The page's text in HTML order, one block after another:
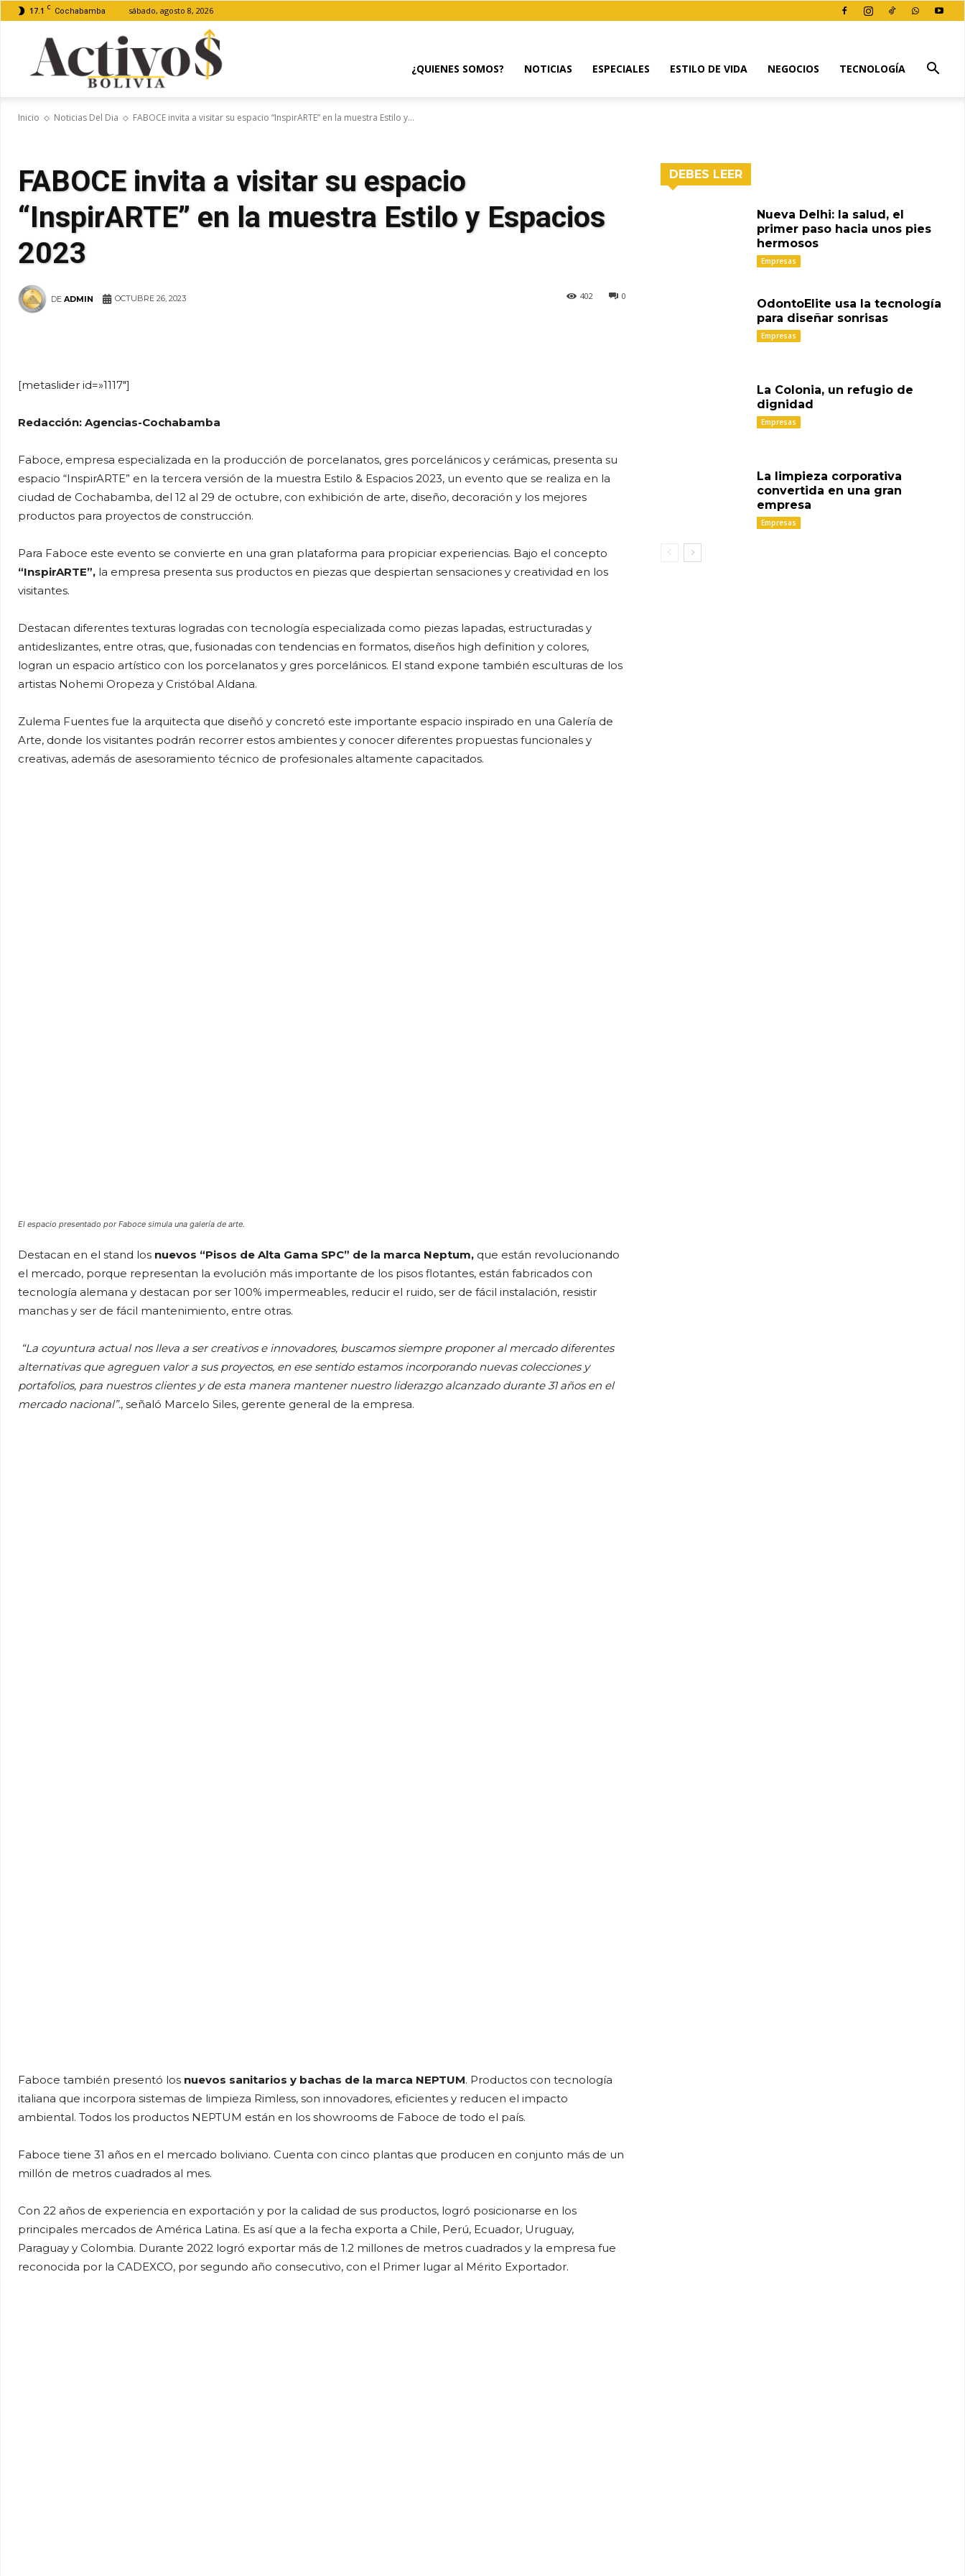
17.1 C Cochabamba sábado, agosto 8, 2026
¿QUIENES SOMOS? NOTICIAS ESPECIALES ESTILO DE VIDA NEGOCIOS TECNOLOGÍA
Inicio Noticias Del Dia FABOCE invita a visitar su espacio “InspirARTE” en la muestra Estilo y...
FABOCE invita a visitar su espacio
“InspirARTE” en la muestra Estilo y Espacios
2023
DE ADMIN 0
402
OCTUBRE 26, 2023
[metaslider id=»1117″]
Redacción: Agencias-Cochabamba
Faboce, empresa especializada en la producción de porcelanatos, gres porcelánicos y cerámicas, presenta su
espacio “InspirARTE” en la tercera versión de la muestra Estilo & Espacios 2023, un evento que se realiza en la
ciudad de Cochabamba, del 12 al 29 de octubre, con exhibición de arte, diseño, decoración y los mejores
productos para proyectos de construcción.
Para Faboce este evento se convierte en una gran plataforma para propiciar experiencias. Bajo el concepto
“InspirARTE”, la empresa presenta sus productos en piezas que despiertan sensaciones y creatividad en los
visitantes.
Destacan diferentes texturas logradas con tecnología especializada como piezas lapadas, estructuradas y
antideslizantes, entre otras, que, fusionadas con tendencias en formatos, diseños high definition y colores,
logran un espacio artístico con los porcelanatos y gres porcelánicos. El stand expone también esculturas de los
artistas Nohemi Oropeza y Cristóbal Aldana.
Zulema Fuentes fue la arquitecta que diseñó y concretó este importante espacio inspirado en una Galería de
Arte, donde los visitantes podrán recorrer estos ambientes y conocer diferentes propuestas funcionales y
creativas, además de asesoramiento técnico de profesionales altamente capacitados.
El espacio presentado por Faboce simula una galería de arte.
Destacan en el stand los nuevos “Pisos de Alta Gama SPC” de la marca Neptum, que están revolucionando
el mercado, porque representan la evolución más importante de los pisos flotantes, están fabricados con
tecnología alemana y destacan por ser 100% impermeables, reducir el ruido, ser de fácil instalación, resistir
manchas y ser de fácil mantenimiento, entre otras.
“La coyuntura actual nos lleva a ser creativos e innovadores, buscamos siempre proponer al mercado diferentes
alternativas que agreguen valor a sus proyectos, en ese sentido estamos incorporando nuevas colecciones y
portafolios, para nuestros clientes y de esta manera mantener nuestro liderazgo alcanzado durante 31 años en el
mercado nacional”., señaló Marcelo Siles, gerente general de la empresa.
Faboce también presentó los nuevos sanitarios y bachas de la marca NEPTUM. Productos con tecnología
italiana que incorpora sistemas de limpieza Rimless, son innovadores, eficientes y reducen el impacto
ambiental. Todos los productos NEPTUM están en los showrooms de Faboce de todo el país.
Faboce tiene 31 años en el mercado boliviano. Cuenta con cinco plantas que producen en conjunto más de un
millón de metros cuadrados al mes.
Con 22 años de experiencia en exportación y por la calidad de sus productos, logró posicionarse en los
principales mercados de América Latina. Es así que a la fecha exporta a Chile, Perú, Ecuador, Uruguay,
Paraguay y Colombia. Durante 2022 logró exportar más de 1.2 millones de metros cuadrados y la empresa fue
reconocida por la CADEXCO, por segundo año consecutivo, con el Primer lugar al Mérito Exportador.
DEBES LEER
Nueva Delhi: la salud, el
primer paso hacia unos pies
hermosos
Empresas
OdontoElite usa la tecnología
para diseñar sonrisas
Empresas
La Colonia, un refugio de
dignidad
Empresas
La limpieza corporativa
convertida en una gran
empresa
Empresas